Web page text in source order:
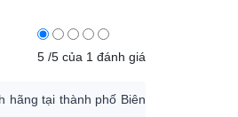
5/5của 1 đánh giá
hãng tại thành phố Biên